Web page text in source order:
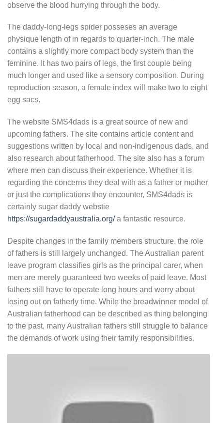
observe the blood hurrying through the body.
The daddy-long-legs spider posseses an average
physique length of in regards to quarter-inch. The male
contains a slightly more compact body system than the
feminine. It has two pairs of legs, the first couple being
much longer and used like a sensory composition. During
reproduction season, a female index will make two to eight
egg sacs.
The website SMS4dads is a great source of new and
upcoming fathers. The site contains article content and
suggestions written by local and non-indigenous dads, and
also research about fatherhood. The site also has a forum
where men can discuss their experience. Whether it is
regarding the concerns they deal with as a father or mother
or just the complications they encounter, SMS4dads is
certainly sugar daddy webstie
https://sugardaddyaustralia.org/a fantastic resource.
Despite changes in the family members structure, the role
of fathers is still largely unchanged. The Australian parent
leave program classifies girls as the principal carer, when
men are merely guaranteed two weeks of paid leave. Most
fathers still have to operate long hours and worry about
losing out on fatherly time. While the breadwinner model of
Australian fatherhood can be described as thing belonging
to the past, many Australian fathers still struggle to balance
the demands of work using their family responsibilities.